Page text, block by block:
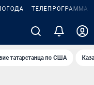
ТЕЛЕПРОГРАММА
татарстанца по США